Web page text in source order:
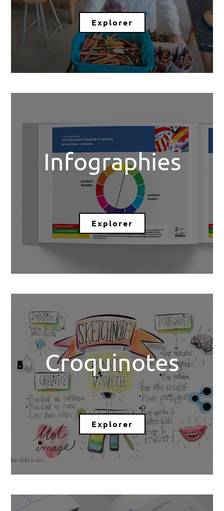
Explorer
Infographies
Explorer
Croquinotes
Explorer